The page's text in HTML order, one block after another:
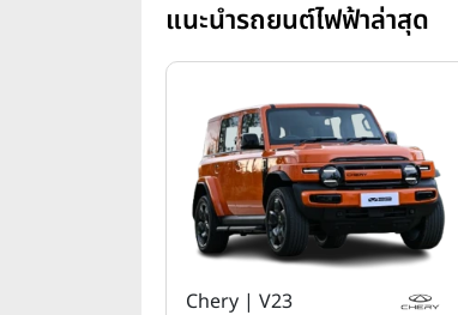
แนะนำรถยนต์ไฟฟ้าล่าสุด
Chery | V23